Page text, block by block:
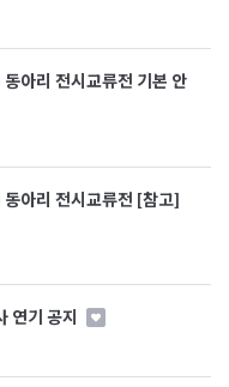
아리 전시교류전 기본 안
아리 전시교류전 [참고]
연기 공지